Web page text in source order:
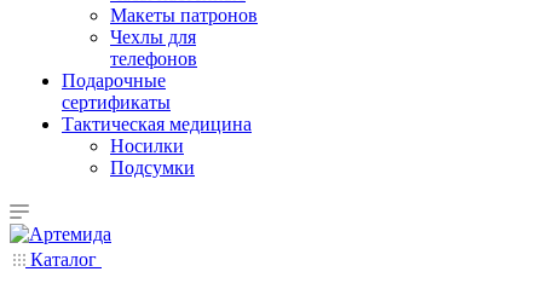
Макеты патронов
Чехлы для
телефонов
Подарочные
сертификаты
Тактическая медицина
Носилки
Подсумки
Каталог